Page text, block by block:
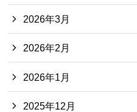
2026年3月
2026年2月
2026年1月
2025年12月